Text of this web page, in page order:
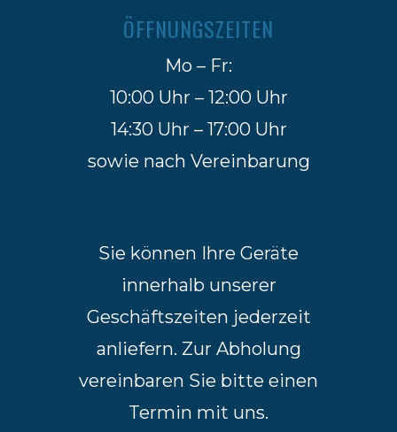
ÖFFNUNGSZEITEN
Mo – Fr:
10:00 Uhr – 12:00 Uhr
14:30 Uhr – 17:00 Uhr
sowie nach Vereinbarung
Sie können Ihre Geräte
innerhalb unserer
Geschäftszeiten jederzeit
anliefern. Zur Abholung
vereinbaren Sie bitte einen
Termin mit uns.